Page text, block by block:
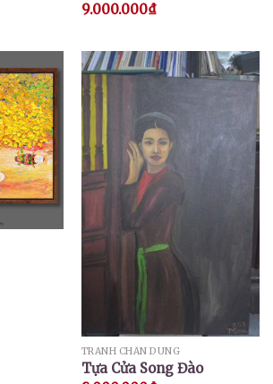
9.000.000₫
TRANH CHÂN DUNG
Tựa Cửa Song Đào